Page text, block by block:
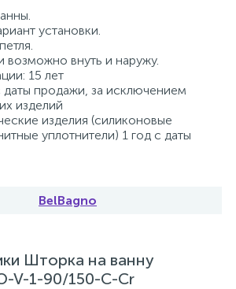
установки.
возможно внуть и наружу.
15 лет
даты продажи, за исключением
изделий
изделия (силиконовые
уплотнители) 1 год с даты
BelBagno
Шторка на ванну
V-1-90/150-C-Cr